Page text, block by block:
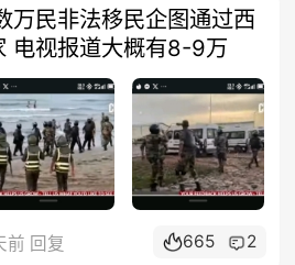
万民非法移民企图通过西
电视报道大概有8-9万
前 回复 665 2